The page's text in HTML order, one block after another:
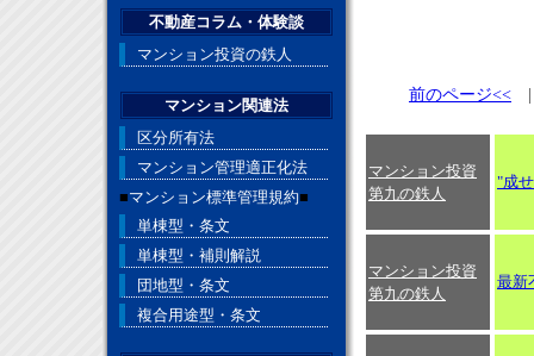
前のページ<<
マンション投資
第九の鉄人
"成
マンション投資
第九の鉄人
最新
不動産コラム・体験談
マンション投資の鉄人
マンション関連法
区分所有法
マンション管理適正化法
■マンション標準管理規約■
単棟型・条文
単棟型・補則解説
団地型・条文
複合用途型・条文